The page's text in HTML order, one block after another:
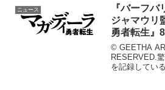
作業にも参加
メラ10台入れ
ニュース
『バーフ
ジャマウリ
勇者転生』
© GEETHA
RESERVED.
を記録してい